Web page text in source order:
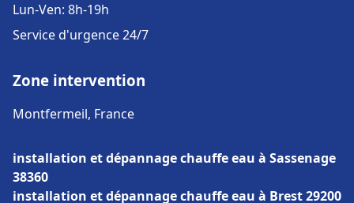
Lun-Ven: 8h-19h
Service d'urgence 24/7
Zone intervention
Montfermeil, France
installation et dépannage chauffe eau à Sassenage
38360
installation et dépannage chauffe eau à Brest 29200